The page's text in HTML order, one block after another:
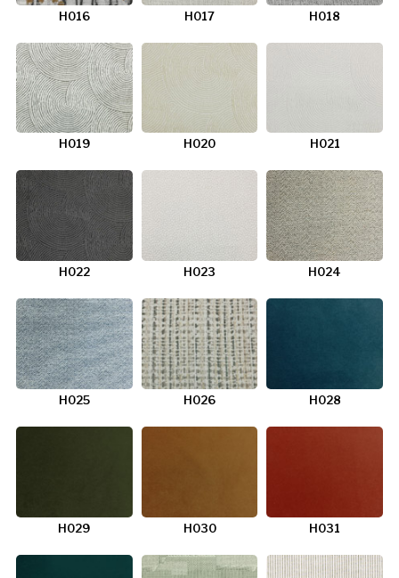
H016 H017 H018
H019 H020 H021
H022 H023 H024
H025 H026 H028
H029 H030 H031